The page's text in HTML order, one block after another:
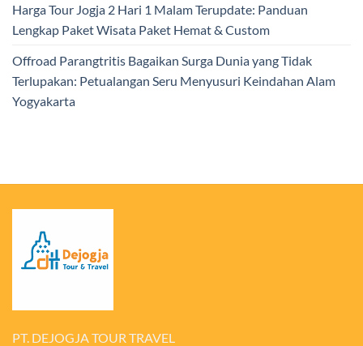
Harga Tour Jogja 2 Hari 1 Malam Terupdate: Panduan
Lengkap Paket Wisata Paket Hemat & Custom
Offroad Parangtritis Bagaikan Surga Dunia yang Tidak
Terlupakan: Petualangan Seru Menyusuri Keindahan Alam
Yogyakarta
PT. DEJOGJA TOUR TRAVEL